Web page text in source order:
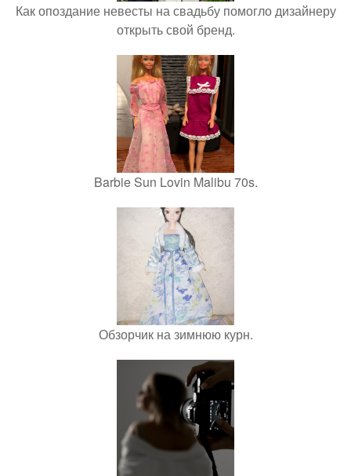
Как опоздание невесты на свадьбу помогло дизайнеру
открыть свой бренд.
Barbie Sun Lovin Malibu 70s.
Обзорчик на зимнюю курн.